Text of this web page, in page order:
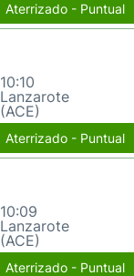
Aterrizado - Puntual
10:10
Lanzarote
(ACE)
Aterrizado - Puntual
10:09
Lanzarote
(ACE)
Aterrizado - Puntual